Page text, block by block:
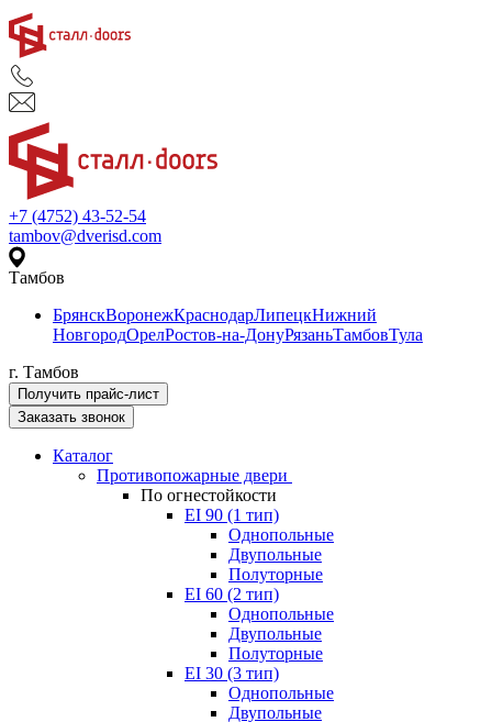
+7 (4752) 43-52-54
tambov@dverisd.com
Тамбов
БрянскВоронежКраснодарЛипецкНижний
НовгородОрелРостов-на-ДонуРязаньТамбовТула
г. Тамбов
Получить прайс-лист
Заказать звонок
Каталог
Противопожарные двери
По огнестойкости
EI 90 (1 тип)
Однопольные
Двупольные
Полуторные
EI 60 (2 тип)
Однопольные
Двупольные
Полуторные
EI 30 (3 тип)
Однопольные
Двупольные